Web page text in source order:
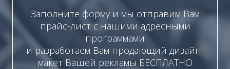
Заполните форму и мы отправим Вам
прайс-лист с нашими адресными
программами
и разработаем Вам продающий дизайн-
макет Вашей рекламы БЕСПЛАТНО